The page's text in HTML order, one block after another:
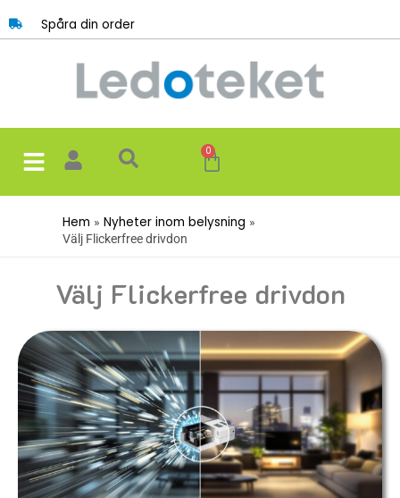
till
Spåra din order
0
Varukorg
Hem Nyheter inom belysning
Välj Flickerfree drivdon
Välj Flickerfree drivdon